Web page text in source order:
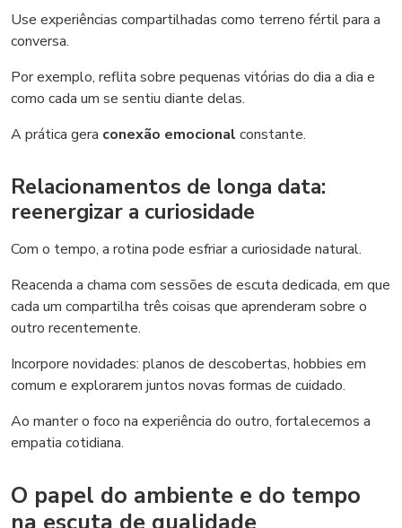
Use experiências compartilhadas como terreno fértil para a
conversa.
Por exemplo, reflita sobre pequenas vitórias do dia a dia e
como cada um se sentiu diante delas.
A prática gera conexão emocional constante.
Relacionamentos de longa data:
reenergizar a curiosidade
Com o tempo, a rotina pode esfriar a curiosidade natural.
Reacenda a chama com sessões de escuta dedicada, em que
cada um compartilha três coisas que aprenderam sobre o
outro recentemente.
Incorpore novidades: planos de descobertas, hobbies em
comum e explorarem juntos novas formas de cuidado.
Ao manter o foco na experiência do outro, fortalecemos a
empatia cotidiana.
O papel do ambiente e do tempo